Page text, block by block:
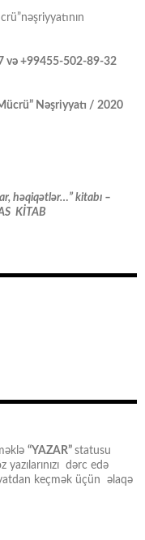
və +99455-502-89-32
Nəşriyyatı / 2020
həqiqətlər…” kitabı –
KİTAB
“YAZAR” statusu
dərc edə
keçmək üçün əlaqə